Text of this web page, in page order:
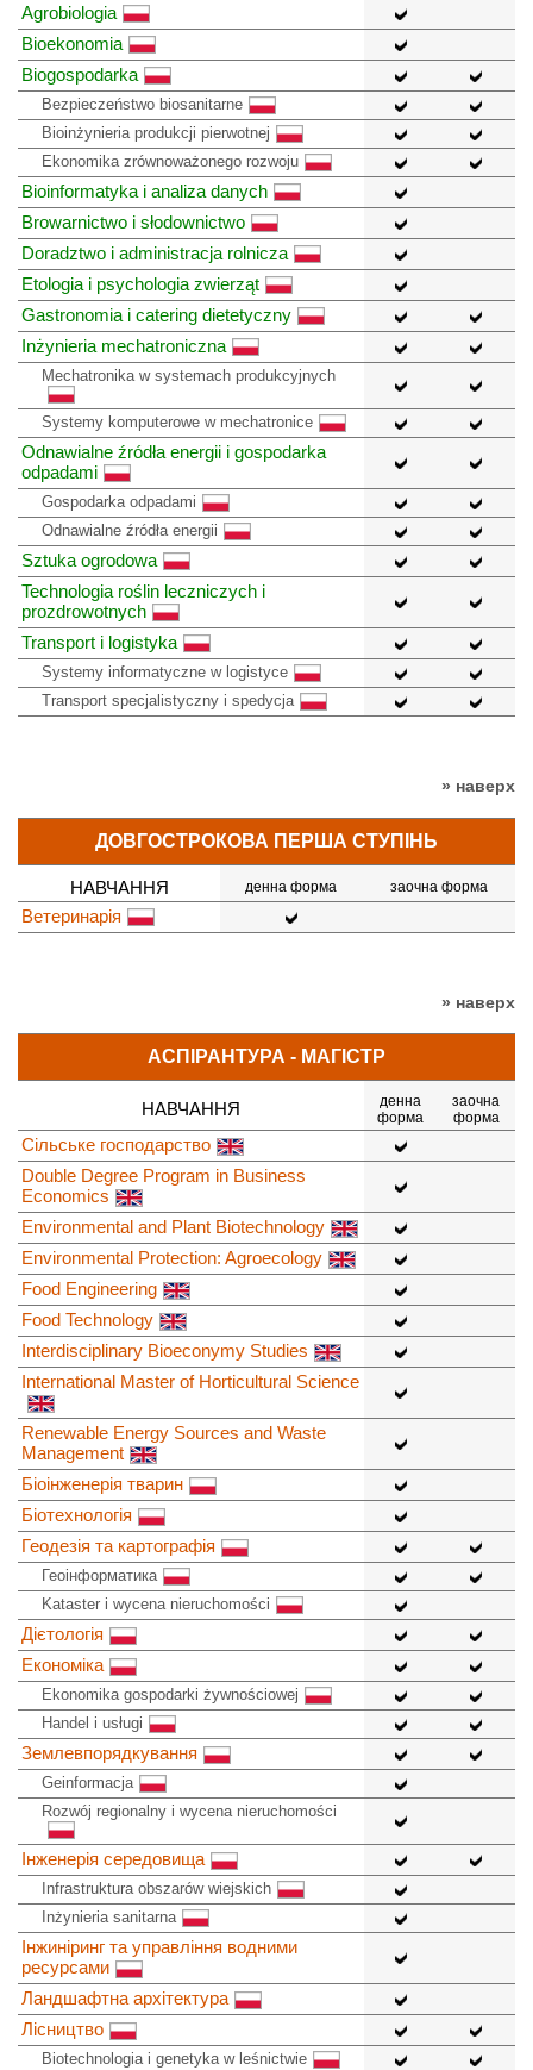
Agrobiologia
Bioekonomia
Biogospodarka
Bezpieczeństwo biosanitarne
Bioinżynieria produkcji pierwotnej
Ekonomika zrównoważonego rozwoju
Bioinformatyka i analiza danych
Browarnictwo i słodownictwo
Doradztwo i administracja rolnicza
Etologia i psychologia zwierząt
Gastronomia i catering dietetyczny
Inżynieria mechatroniczna
Mechatronika w systemach produkcyjnych
Systemy komputerowe w mechatronice
Odnawialne źródła energii i gospodarka
odpadami
Gospodarka odpadami
Odnawialne źródła energii
Sztuka ogrodowa
Technologia roślin leczniczych i
prozdrowotnych
Transport i logistyka
Systemy informatyczne w logistyce
Transport specjalistyczny i spedycja
» наверх
ДОВГОСТРОКОВА ПЕРША СТУПІНЬ
НАВЧАННЯ денна форма заочна форма
Ветеринарія
» наверх
АСПІРАНТУРА - МАГІСТР
НАВЧАННЯ
денна
форма
заочна
форма
Сільське господарство
Double Degree Program in Business
Economics
Environmental and Plant Biotechnology
Environmental Protection: Agroecology
Food Engineering
Food Technology
Interdisciplinary Bioeconymy Studies
International Master of Horticultural Science
Renewable Energy Sources and Waste
Management
Біоінженерія тварин
Біотехнологія
Геодезія та картографія
Геоінформатика
Kataster i wycena nieruchomości
Дієтологія
Економіка
Ekonomika gospodarki żywnościowej
Handel i usługi
Землевпорядкування
Geinformacja
Rozwój regionalny i wycena nieruchomości
Інженерія середовища
Infrastruktura obszarów wiejskich
Inżynieria sanitarna
Інжиніринг та управління водними
ресурсами
Ландшафтна архітектура
Лісництво
Biotechnologia i genetyka w leśnictwie